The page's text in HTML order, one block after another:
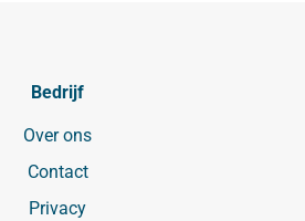
Bedrijf
Over ons
Contact
Privacy